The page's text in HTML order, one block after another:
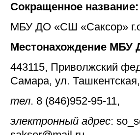
Сокращенное название:
МБУ ДО «СШ «Саксор»
Местонахождение МБУ
443115, Приволжский
Самара, ул.
тел. 8 (846)952-95-11,
электронный адрес: